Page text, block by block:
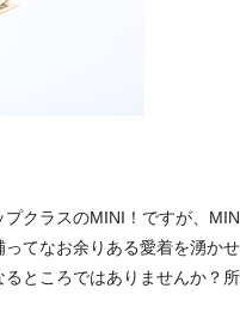
クラスのMINI！ですが、
てなお余りある愛着を湧か
ところではありませんか？